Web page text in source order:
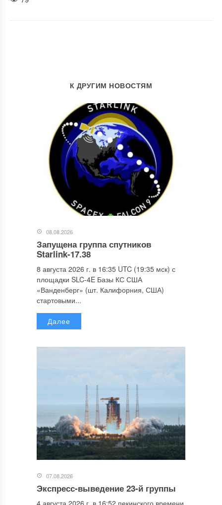
К ДРУГИМ НОВОСТЯМ
08.08.2026
Запущена группа спутников
Starlink-17.38
8 августа 2026 г. в 16:35 UTC (19:35 мск) с
площадки SLC-4E Базы КС США
«Ванденберг» (шт. Калифорния, США)
стартовыми...
Далее
07.08.2026
Экспресс-выведение 23-й группы
4 августа 2026 г. в 16:52 пекинского времени